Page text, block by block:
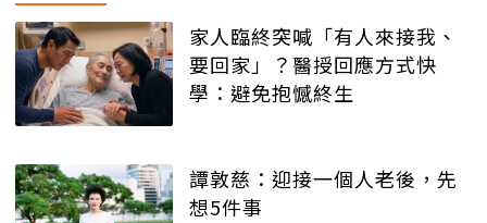
家人臨終突喊「有人來接我、
要回家」？醫授回應方式快
學：避免抱憾終生
譚敦慈：迎接一個人老後，先
想5件事